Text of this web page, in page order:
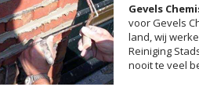
Gevels
voorGevels
land, wij
Reiniging
nooit te veel